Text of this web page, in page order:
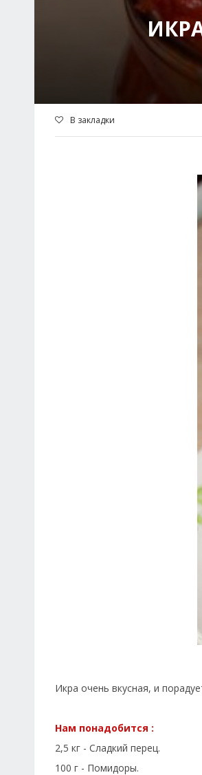
В закладки
Икра очень вкусная, и
Нам понадобится :
2,5 кг - Сладкий перец.
100 г - Помидоры.